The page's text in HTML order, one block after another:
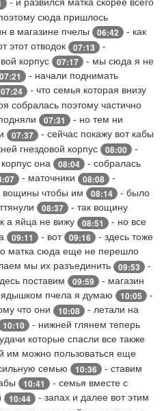
сюда пришлось
в магазине пчелы 06:42
- как
этот отводок 07:13
-
корпус
07:17
- мы сюда я не
07:21
- начали поднимать
07:24
- что семья которая внизу
собралась поэтому частично
07:31
- но тем ни
07:37
- сейчас покажу вот кабы
гнездовой корпус 08:00
-
она
08:04
- собралась
- маточники 08:08
-
вощины чтобы им
08:14
- было
08:37
- так вощину
а яйца не вижу 08:51 - но все
09:11 - вот 09:16
- здесь тоже
матка сюда еще не перешло
мы их разъединить 09:53
-
поставим
09:59 - магазин
пчела я думаю 10:05
-
что они
10:08
- летали на
10:10
- нижней глянем теперь
которые спасли все также
им можно пользоваться еще
семью 10:36
- ставим
10:41
- семья вместе с
10:44
- запах и далее вот этим